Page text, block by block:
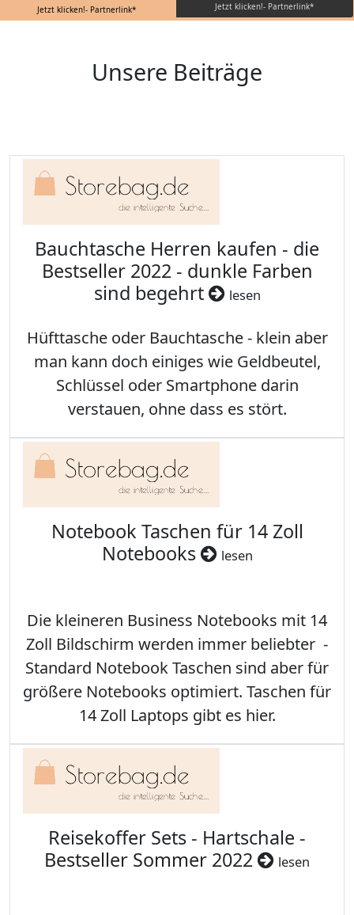
Jetzt klicken!- Partnerlink* Jetzt klicken!- Partnerlink*
Unsere Beiträge
Bauchtasche Herren kaufen - die
Bestseller 2022 - dunkle Farben
sind begehrt
lesen
Hüfttasche oder Bauchtasche - klein aber
man kann doch einiges wie Geldbeutel,
Schlüssel oder Smartphone darin
verstauen, ohne dass es stört.
Notebook Taschen für 14 Zoll
Notebooks
lesen
Die kleineren Business Notebooks mit 14
Zoll Bildschirm werden immer beliebter -
Standard Notebook Taschen sind aber für
größere Notebooks optimiert. Taschen für
14 Zoll Laptops gibt es hier.
Reisekoffer Sets - Hartschale -
Bestseller Sommer 2022
lesen